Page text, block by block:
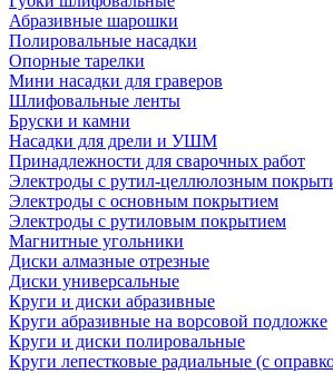
Абразивные шарошки
Полировальные насадки
Опорные тарелки
Мини насадки для граверов
Шлифовальные ленты
Бруски и камни
Насадки для дрели и УШМ
Принадлежности для сварочных работ
Электроды с рутил-целлюлозным
Электроды с основным покрытием
Электроды с рутиловым покрытием
Магнитные угольники
Диски алмазные отрезные
Диски универсальные
Круги и диски абразивные
Круги абразивные на ворсовой подложке
Круги и диски полировальные
Круги лепестковые радиальные (с